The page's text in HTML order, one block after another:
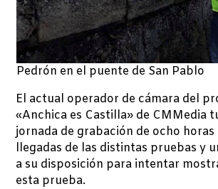
Pedrón en el puente de San Pablo
El actual operador de cámara del
«Anchica es Castilla» de CMMedia
jornada de grabación de ocho horas
llegadas de las distintas pruebas y
a su disposición para intentar
esta prueba.